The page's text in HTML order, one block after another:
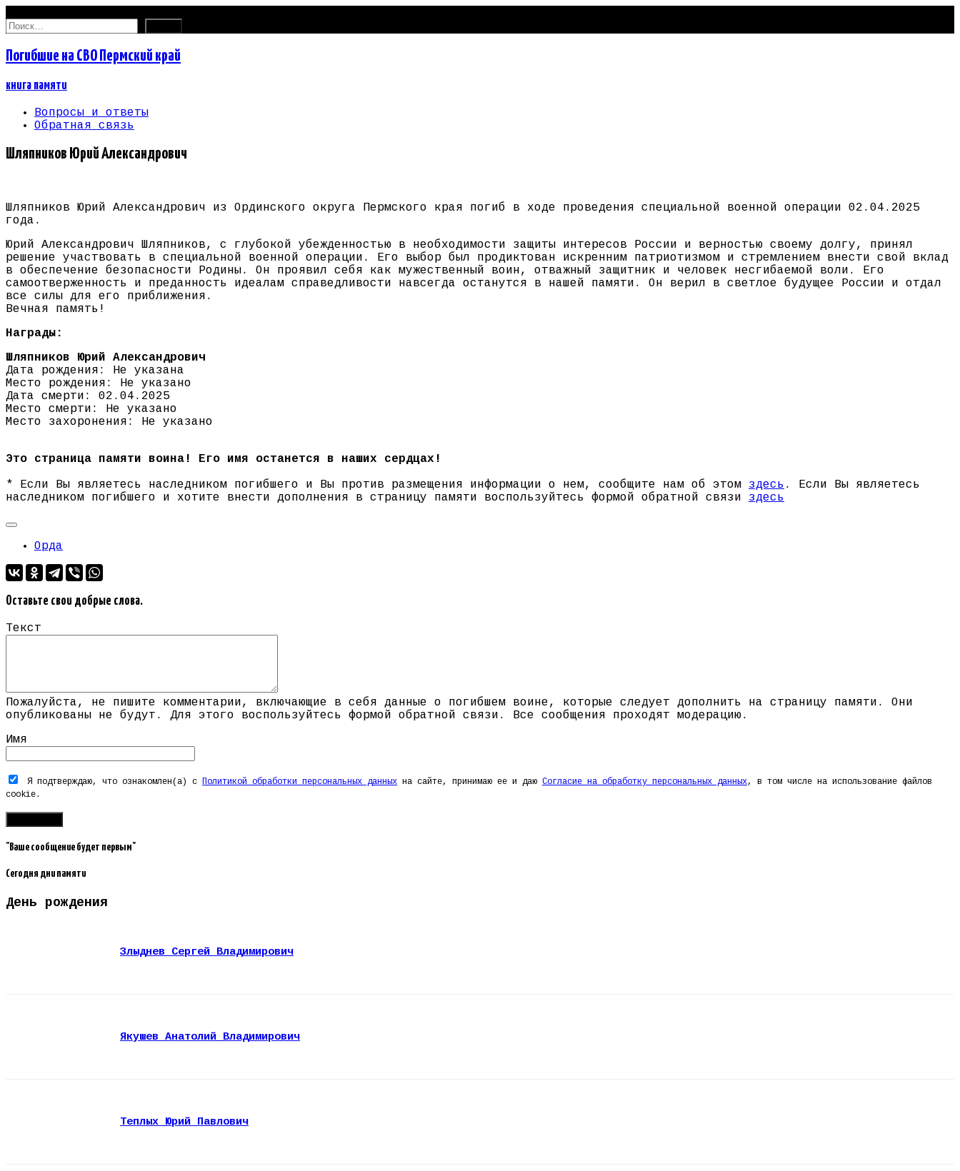
Найти:
Погибшие на СВО Пермский край
книга памяти
Вопросы и ответы
Обратная связь
Шляпников Юрий Александрович
Шляпников Юрий Александрович из Ординского округа Пермского края погиб в ходе проведения специальной военной операции 02.04.2025
года.
Юрий Александрович Шляпников, с глубокой убежденностью в необходимости защиты интересов России и верностью своему долгу, принял
решение участвовать в специальной военной операции. Его выбор был продиктован искренним патриотизмом и стремлением внести свой вклад
в обеспечение безопасности Родины. Он проявил себя как мужественный воин, отважный защитник и человек несгибаемой воли. Его
самоотверженность и преданность идеалам справедливости навсегда останутся в нашей памяти. Он верил в светлое будущее России и отдал
все силы для его приближения.
Вечная память!
Награды:
Шляпников Юрий Александрович
Дата рождения: Не указана
Место рождения: Не указано
Дата смерти: 02.04.2025
Место смерти: Не указано
Место захоронения: Не указано
Это страница памяти воина! Его имя останется в наших сердцах!
* Если Вы являетесь наследником погибшего и Вы против размещения информации о нем, сообщите нам об этом здесь . Если Вы являетесь
наследником погибшего и хотите внести дополнения в страницу памяти воспользуйтесь формой обратной связи здесь
Орда
Оставьте свои добрые слова.
Текст
Пожалуйста, не пишите комментарии, включающие в себя данные о погибшем воине, которые следует дополнить на страницу памяти. Они
опубликованы не будут. Для этого воспользуйтесь формой обратной связи. Все сообщения проходят модерацию.
Имя
Я подтверждаю, что ознакомлен(а) с Политикой обработки персональных данных на сайте, принимаю ее и даю Согласие на обработку персональных данных, в том числе на использование файлов
cookie.
"Ваше сообщение будет первым"
Сегодня дни памяти
День рождения
Злыднев Сергей Владимирович
Якушев Анатолий Владимирович
Теплых Юрий Павлович